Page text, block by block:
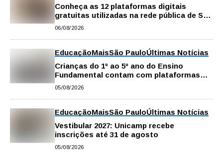
Conheça as 12 plataformas digitais
gratuitas utilizadas na rede pública de SP
para reforçar a aprendizagem
06/08/2026
EducaçãoMaisSão PauloÚltimas Notícias
Crianças do 1º ao 5º ano do Ensino
Fundamental contam com plataformas
digitais para apoiar estudos na escola e
05/08/2026
EducaçãoMaisSão PauloÚltimas Notícias
Vestibular 2027: Unicamp recebe
inscrições até 31 de agosto
05/08/2026